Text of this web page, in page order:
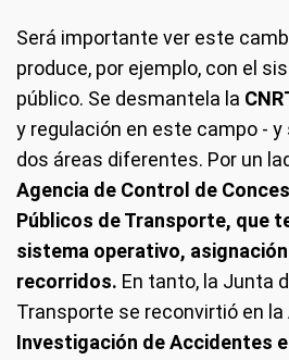
Será importante ver este
produce, por ejemplo, con el
público. Se desmantela la
y regulación en este campo -
dos áreas diferentes. Por un
Agencia de Control de
Públicos de Transporte, que
sistema operativo,
recorridos. En tanto, la Junta
Transporte se reconvirtió en la
Investigación de Accidentes